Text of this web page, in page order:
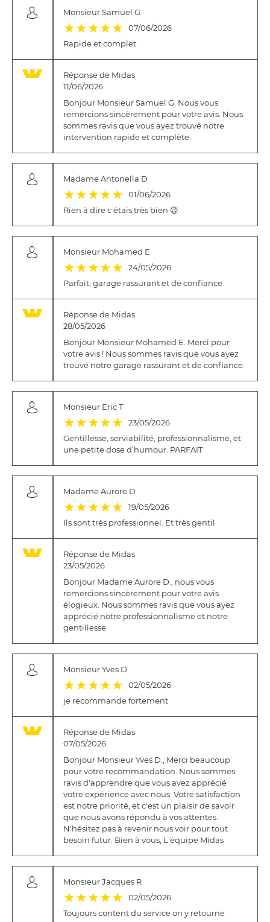
Monsieur Samuel G
(*)
★ (*)
★ (*)
★ (*)
★ (*)
★
07/06/2026
Rapide et complet.
Réponse de Midas
11/06/2026
Bonjour Monsieur Samuel G. Nous vous
remercions sincèrement pour votre avis. Nous
sommes ravis que vous ayez trouvé notre
intervention rapide et complète.
Madame Antonella D
(*)
★ (*)
★ (*)
★ (*)
★ (*)
★
01/06/2026
Rien à dire c étais très bien 😉
Monsieur Mohamed E
(*)
★ (*)
★ (*)
★ (*)
★ (*)
★
24/05/2026
Parfait, garage rassurant et de confiance
Réponse de Midas
28/05/2026
Bonjour Monsieur Mohamed E. Merci pour
votre avis ! Nous sommes ravis que vous ayez
trouvé notre garage rassurant et de confiance.
Monsieur Eric T
(*)
★ (*)
★ (*)
★ (*)
★ (*)
★
23/05/2026
Gentillesse, serviabilité, professionnalisme, et
une petite dose d’humour. PARFAIT
Madame Aurore D
(*)
★ (*)
★ (*)
★ (*)
★ (*)
★
19/05/2026
Ils sont très professionnel. Et très gentil
Réponse de Midas
23/05/2026
Bonjour Madame Aurore D., nous vous
remercions sincèrement pour votre avis
élogieux. Nous sommes ravis que vous ayez
apprécié notre professionnalisme et notre
gentillesse.
Monsieur Yves D
(*)
★ (*)
★ (*)
★ (*)
★ (*)
★
02/05/2026
je recommande fortement
Réponse de Midas
07/05/2026
Bonjour Monsieur Yves D., Merci beaucoup
pour votre recommandation. Nous sommes
ravis d'apprendre que vous avez apprécié
votre expérience avec nous. Votre satisfaction
est notre priorité, et c'est un plaisir de savoir
que nous avons répondu à vos attentes.
N'hésitez pas à revenir nous voir pour tout
besoin futur. Bien à vous, L'équipe Midas
Monsieur Jacques R
(*)
★ (*)
★ (*)
★ (*)
★ (*)
★
02/05/2026
Toujours content du service on y retourne